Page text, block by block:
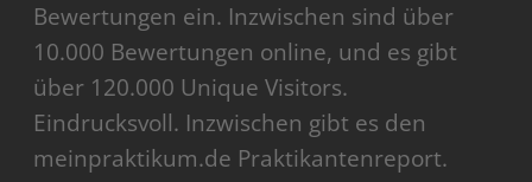
Bewertungen ein. Inzwischen sind über
10.000 Bewertungen online, und es gibt
über 120.000 Unique Visitors.
Eindrucksvoll. Inzwischen gibt es den
meinpraktikum.de Praktikantenreport.